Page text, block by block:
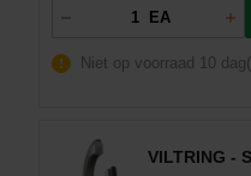
EA
Niet op voorraad 10
VILTRING -